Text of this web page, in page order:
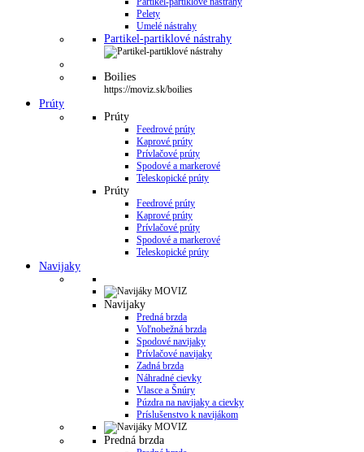
Pelety
Umelé nástrahy
Partikel-partiklové nástrahy
Boilies
https://moviz.sk/boilies
Prúty
Prúty
Feedrové prúty
Kaprové prúty
Prívlačové prúty
Spodové a markerové
Teleskopické prúty
Prúty
Feedrové prúty
Kaprové prúty
Prívlačové prúty
Spodové a markerové
Teleskopické prúty
Navijaky
Navijaky
Predná brzda
Voľnobežná brzda
Spodové navijaky
Prívlačové navijaky
Zadná brzda
Náhradné cievky
Vlasce a Šnúry
Púzdra na navijaky a cievky
Príslušenstvo k navijákom
Predná brzda